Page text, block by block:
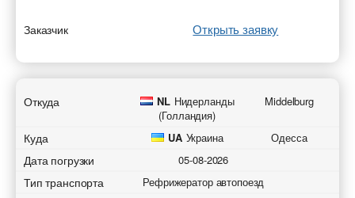
Заказчик Открыть заявку
Откуда NL Нидерланды
(Голландия)
Middelburg
Куда UA Украина Одесса
Дата погрузки 05-08-2026
Тип транспорта Рефрижератор автопоезд